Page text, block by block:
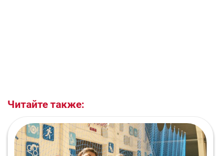
Читайте также: